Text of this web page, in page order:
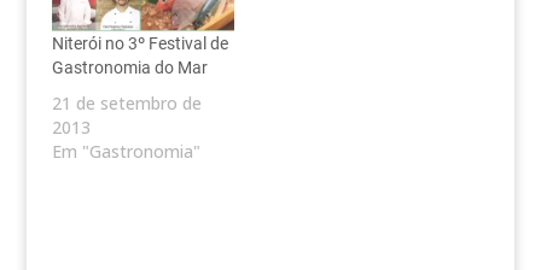
Niterói no 3º Festival de
Gastronomia do Mar
21 de setembro de
2013
Em "Gastronomia"